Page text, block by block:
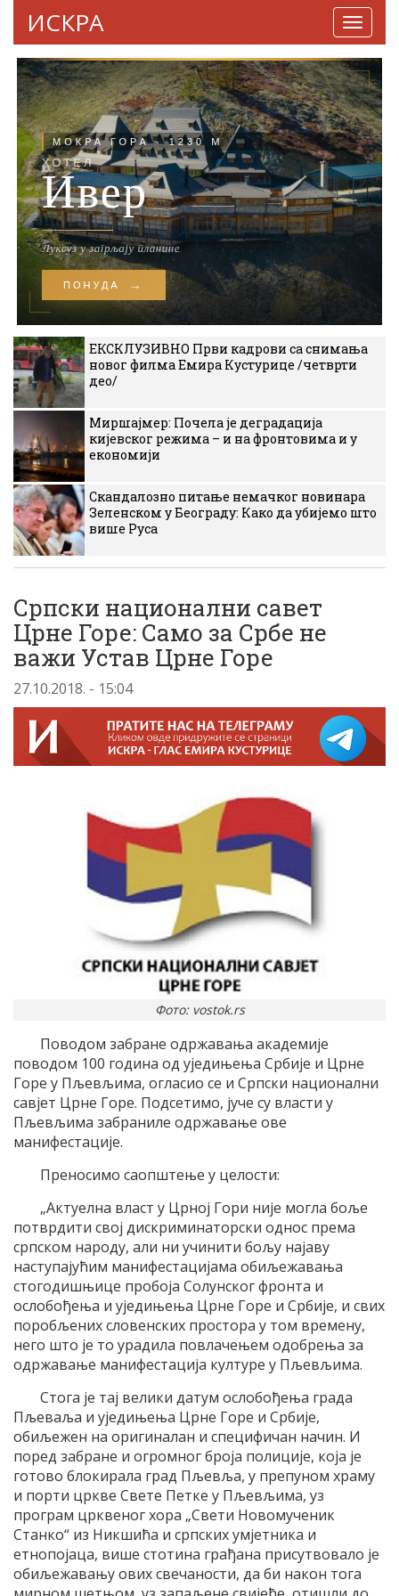
ИСКРА
ЕКСКЛУЗИВНО Први кадрови са снимања
новог филма Емира Кустурице /четврти
део/
Миршајмер: Почела је деградација
кијевског режима – и на фронтовима и у
економији
Скандалозно питање немачког новинара
Зеленском у Београду: Како да убијемо што
више Руса
Српски национални савет
Црне Горе: Само за Србе не
важи Устав Црне Горе
27.10.2018. - 15:04
Фото: vostok.rs
Поводом забране одржавања академије
поводом 100 година од уједињења Србије и Црне
Горе у Пљевљима, огласио се и Српски национални
савјет Црне Горе. Подсетимо, јуче су власти у
Пљевљима забраниле одржавање ове
манифестације.
Преносимо саопштење у целости:
„Актуелна власт у Црној Гори није могла боље
потврдити свој дискриминаторски однос према
српском народу, али ни учинити бољу најаву
наступајућим манифестацијама обиљежавања
стогодишњице пробоја Солунског фронта и
ослобођења и уједињења Црне Горе и Србије, и свих
поробљених словенских простора у том времену,
него што је то урадила повлачењем одобрења за
одржавање манифестација културе у Пљевљима.
Стога је тај велики датум ослобођења града
Пљеваља и уједињења Црне Горе и Србије,
обиљежен на оригиналан и специфичан начин. И
поред забране и огромног броја полиције, која је
готово блокирала град Пљевља, у препуном храму
и порти цркве Свете Петке у Пљевљима, уз
програм црквеног хора „Свети Новомученик
Станко“ из Никшића и српских умјетника и
етнопојаца, више стотина грађана присутвовало је
обиљежавању ових свечаности, да би након тога